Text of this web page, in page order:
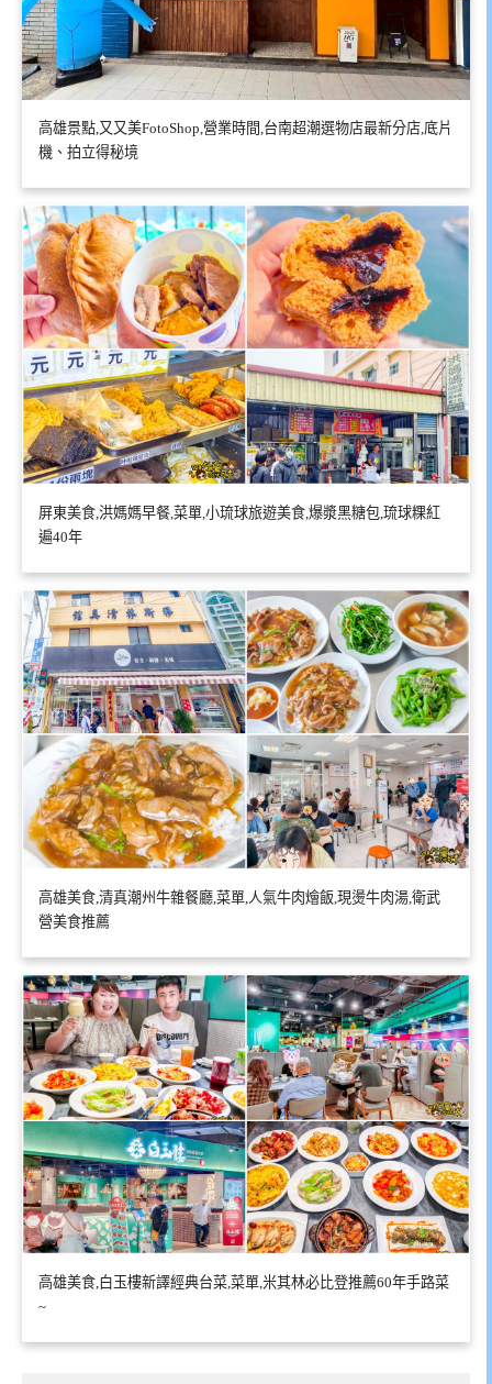
高雄景點,又又美FotoShop,營業時間,台南超潮選物店最新分店,底片
機、拍立得秘境
屏東美食,洪媽媽早餐,菜單,小琉球旅遊美食,爆漿黑糖包,琉球粿紅
遍40年
高雄美食,清真潮州牛雜餐廳,菜單,人氣牛肉燴飯,現燙牛肉湯,衛武
營美食推薦
高雄美食,白玉樓新譯經典台菜,菜單,米其林必比登推薦60年手路菜
~